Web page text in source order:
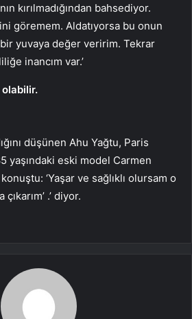
kırılmadığından bahsediyor.
göremem. Aldatıyorsa bu onun
yuvaya değer veririm. Tekrar
inancım var.’
düşünen Ahu Yağtu, Paris
yaşındaki eski model Carmen
‘Yaşar ve sağlıklı olursam o
.’ diyor.